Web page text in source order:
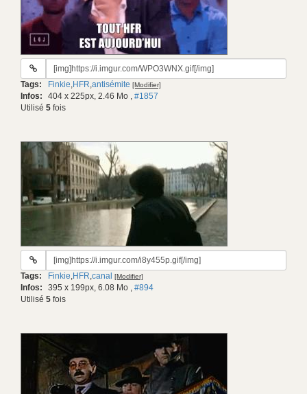
URL
gif:
Tags: Finkie,HFR,antisémite [Modifier]
Infos: 404 x 225px, 2.46 Mo , #1857
Utilisé 5 fois
URL
gif:
Tags: Finkie,HFR,canal [Modifier]
Infos: 395 x 199px, 6.08 Mo , #894
Utilisé 5 fois